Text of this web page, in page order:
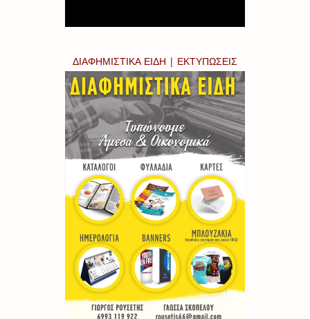
ΔΙΑΦΗΜΙΣΤΙΚΑ ΕΙΔΗ | ΕΚΤΥΠΩΣΕΙΣ